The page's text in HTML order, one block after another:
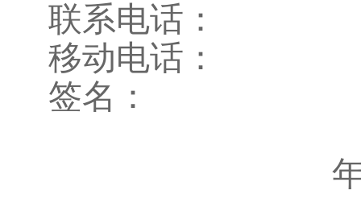
联系电话：
移动电话：
签名：